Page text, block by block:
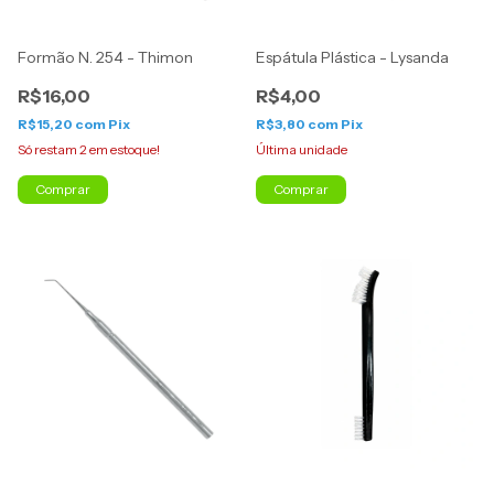
Formão N. 254 - Thimon
R$16,00
R$15,20 com Pix
Só restam 2em estoque!
Comprar
Espátula Plástica - Lysanda
R$4,00
R$3,80 com Pix
Última unidade
Comprar